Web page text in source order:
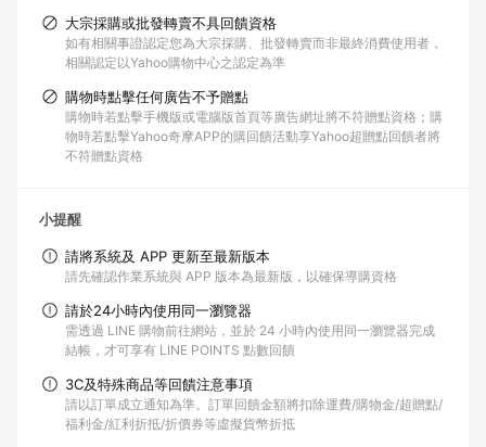
大宗採購或批發轉賣不具回饋資格
如有相關事證認定您為大宗採購、批發轉賣而非最終消費使用者，
相關認定以Yahoo購物中心之認定為準
購物時點擊任何廣告不予贈點
購物時若點擊手機版或電腦版首頁等廣告網址將不符贈點資格；購
物時若點擊Yahoo奇摩APP的購回饋活動享Yahoo超贈點回饋者將
不符贈點資格
小提醒
請將系統及 APP 更新至最新版本
請先確認作業系統與 APP 版本為最新版，以確保導購資格
請於24小時內使用同一瀏覽器
需透過 LINE 購物前往網站，並於 24 小時內使用同一瀏覽器完成
結帳，才可享有 LINE POINTS 點數回饋
3C及特殊商品等回饋注意事項
請以訂單成立通知為準。訂單回饋金額將扣除運費/購物金/超贈點/
福利金/紅利折抵/折價券等虛擬貨幣折抵